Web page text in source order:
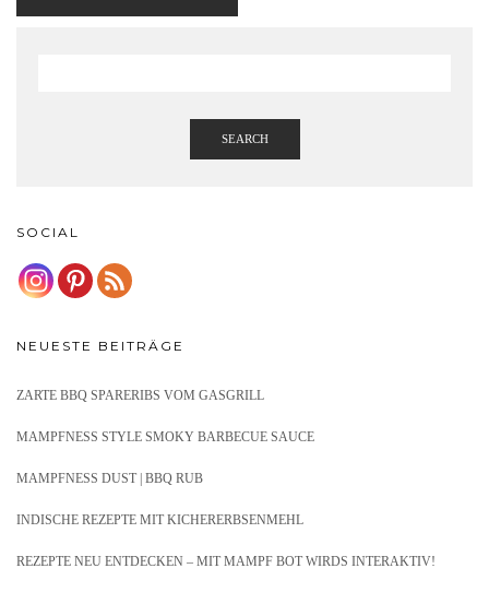
SEARCH
SOCIAL
NEUESTE BEITRÄGE
ZARTE BBQ SPARERIBS VOM GASGRILL
MAMPFNESS STYLE SMOKY BARBECUE SAUCE
MAMPFNESS DUST | BBQ RUB
INDISCHE REZEPTE MIT KICHERERBSENMEHL
REZEPTE NEU ENTDECKEN – MIT MAMPF BOT WIRDS INTERAKTIV!